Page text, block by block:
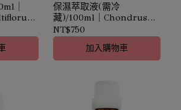
｜
髮質
保濕萃取液(需冷
藏)/100ml｜Chondrus
Crispus Ext.｜保濕鎖水
NT$750
加入購物車